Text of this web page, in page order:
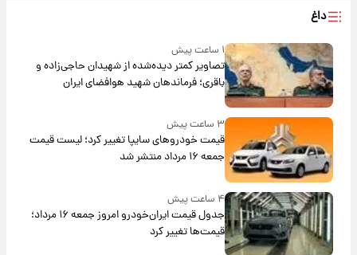
داغ
۱ ساعت پیش
تصاویر کمتر دیده‌شده از شهیدان حاجی‌زاده و
باقری؛ فرماندهان شهید هوافضای ایران
۳ ساعت پیش
قیمت خودروهای سایپا تغییر کرد؛ لیست قیمت
جمعه ۱۶ مرداد منتشر شد
۴ ساعت پیش
جدول قیمت ایران‌خودرو امروز جمعه ۱۶ مرداد؛
قیمت‌ها تغییر کرد